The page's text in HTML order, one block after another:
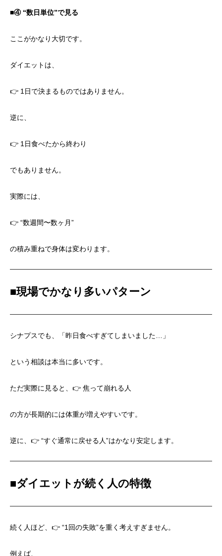
■④ “数日単位”で見る
ここがかなり大切です。
ダイエットは、
👉 1日で決まるものではありません。
逆に、
👉 1日食べたから終わり
でもありません。
実際には、
👉 “数週間〜数ヶ月”
の積み重ねで身体は変わります。
■現場でかなり多いパターン
シナプスでも、「昨日食べすぎてしまいました…」
という相談は本当に多いです。
ただ実際に見ると、👉 焦って崩れる人
の方が長期的には体重が増えやすいです。
逆に、👉 “すぐ通常に戻せる人”はかなり安定します。
■ダイエットが続く人の特徴
続く人ほど、👉 “1回の失敗”を重く考えすぎません。
例えば、